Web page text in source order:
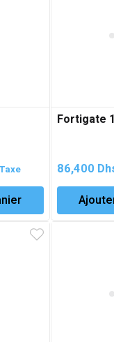
Fortigate
86,400